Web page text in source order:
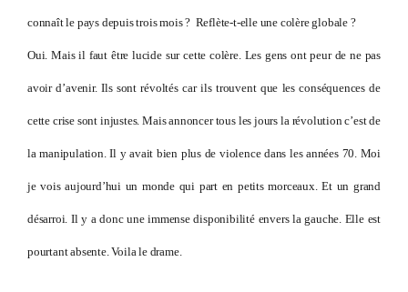
connaît le pays depuis trois mois ? Reflète-t-elle une colère globale ?
Oui. Mais il faut être lucide sur cette colère. Les gens ont peur de ne pas
avoir d’avenir. Ils sont révoltés car ils trouvent que les conséquences de
cette crise sont injustes. Mais annoncer tous les jours la révolution c’est de
la manipulation. Il y avait bien plus de violence dans les années 70. Moi
je vois aujourd’hui un monde qui part en petits morceaux. Et un grand
désarroi. Il y a donc une immense disponibilité envers la gauche. Elle est
pourtant absente. Voila le drame.